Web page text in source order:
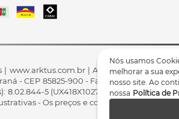
Nós usamos
melhorar a sua
nosso site. Ao
nossa Política de
www.arktus.com.br | Arktus Indústria e
- CEP 85825-900 - Fale conosco:
5 (UX418X102741) -
- Os preços e condições da loja